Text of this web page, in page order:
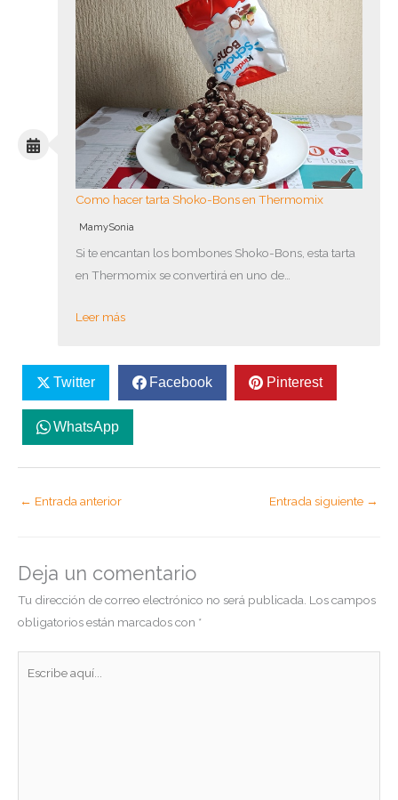
Como hacer tarta Shoko-Bons en Thermomix
MamySonia
Si te encantan los bombones Shoko-Bons, esta tarta
en Thermomix se convertirá en uno de…
Leer más
Twitter Facebook Pinterest
WhatsApp
← Entrada anterior Entrada siguiente →
Deja un comentario
Tu dirección de correo electrónico no será publicada. Los campos
obligatorios están marcados con *